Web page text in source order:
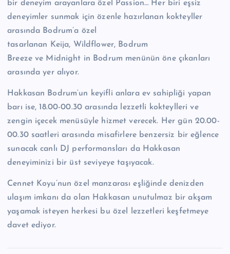
bir deneyim arayanlara özel Passion… Her biri eşsiz
deneyimler sunmak için özenle hazırlanan kokteyller
arasında Bodrum’a özel
tasarlanan Keija, Wildflower, Bodrum
Breeze ve Midnight in Bodrum menünün öne çıkanları
arasında yer alıyor.
Hakkasan Bodrum’un keyifli anlara ev sahipliği yapan
barı ise, 18.00-00.30 arasında lezzetli kokteylleri ve
zengin içecek menüsüyle hizmet verecek. Her gün 20.00-
00.30 saatleri arasında misafirlere benzersiz bir eğlence
sunacak canlı DJ performansları da Hakkasan
deneyiminizi bir üst seviyeye taşıyacak.
Cennet Koyu’nun özel manzarası eşliğinde denizden
ulaşım imkanı da olan Hakkasan unutulmaz bir akşam
yaşamak isteyen herkesi bu özel lezzetleri keşfetmeye
davet ediyor.